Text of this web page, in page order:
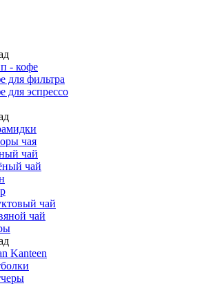
- кофе
для фильтра
для эспрессо
чая
чай
чай
чай
чай
Kanteen